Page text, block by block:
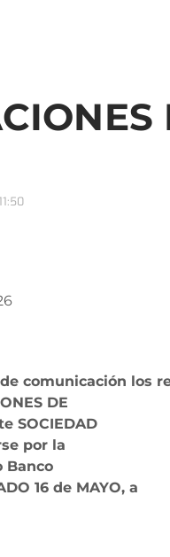
del 2026
comunicación los
DE
SOCIEDAD
por la
Banco
16 de MAYO, a